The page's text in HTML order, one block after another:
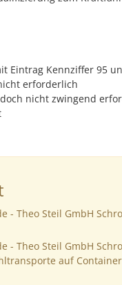
Eintrag Kennziffer 95
erforderlich
nicht zwingend
- Theo Steil GmbH
- Theo Steil GmbH
auf